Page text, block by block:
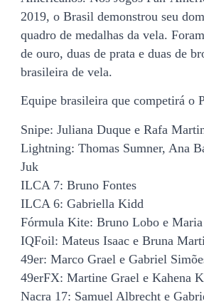
2019, o Brasil demonstrou seu
quadro de medalhas da vela.
de ouro, duas de prata e duas de
brasileira de vela.
Equipe brasileira que competirá o
Snipe: Juliana Duque e Rafa
Lightning: Thomas Sumner, Ana
Juk
ILCA 7: Bruno Fontes
ILCA 6: Gabriella Kidd
Fórmula Kite: Bruno Lobo e
IQFoil: Mateus Isaac e Bruna
49er: Marco Grael e Gabriel
49erFX: Martine Grael e Kahena
Nacra 17: Samuel Albrecht e